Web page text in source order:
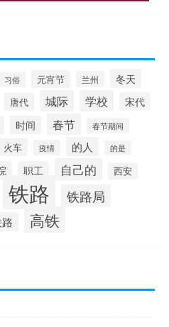
习俗 元宵节 兰州 冬天
唐代 城际 学校 宋代
时间 春节 春节期间
火车 疫情 的人 的是
职工 自己的 西安
铁路 铁路局
高铁